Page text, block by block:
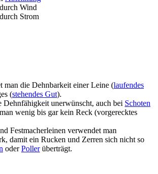
Wind
Strom
man die Dehnbarkeit einer Leine (laufendes
(stehendes Gut).
Dehnfähigkeit unerwünscht, auch bei Schoten
wenig bis gar kein Reck (vorgerecktes
Festmacherleinen verwendet man
damit ein Rucken und Zerren sich nicht so
oderPollerüberträgt.